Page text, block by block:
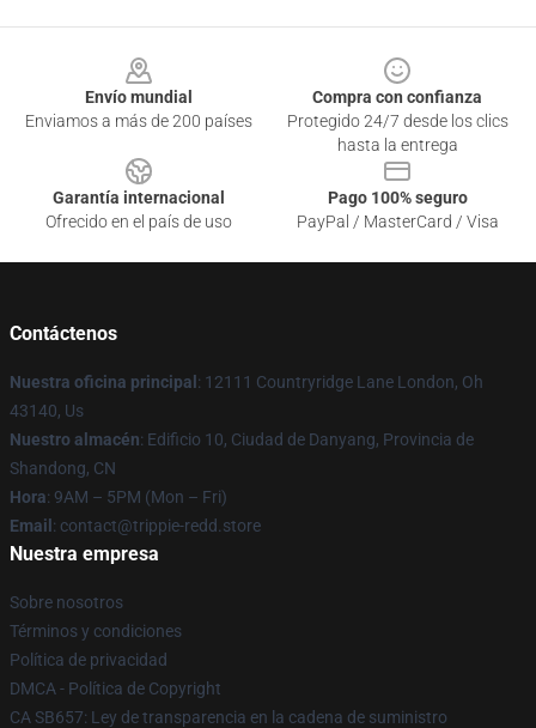
Envío mundial
Enviamos a más de 200 países
Compra con confianza
Protegido 24/7 desde los clics
hasta la entrega
Garantía internacional
Ofrecido en el país de uso
Pago 100% seguro
PayPal / MasterCard / Visa
Contáctenos
Nuestra oficina principal : 12111 Countryridge Lane London, Oh
43140, Us
Nuestro almacén: Edificio 10, Ciudad de Danyang, Provincia de
Shandong, CN
Hora: 9AM – 5PM (Mon – Fri)
Email : contact@trippie-redd.store
Nuestra empresa
Sobre nosotros
Términos y condiciones
Política de privacidad
DMCA - Política de Copyright
CA SB657: Ley de transparencia en la cadena de suministro